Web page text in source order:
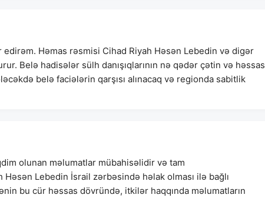
edirəm. Həmas rəsmisi Cihad Riyah Həsən Lebedin və digər
Belə hadisələr sülh danışıqlarının nə qədər çətin və həssas
belə faciələrin qarşısı alınacaq və regionda sabitlik
olunan məlumatlar mübahisəlidir və tam
Lebedin İsrail zərbəsində həlak olması ilə bağlı
bu cür həssas dövründə, itkilər haqqında məlumatların